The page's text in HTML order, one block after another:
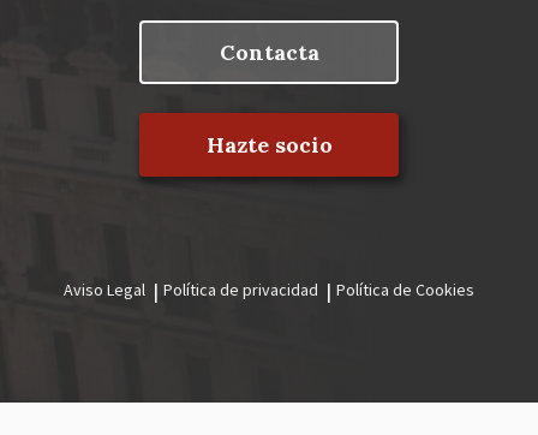
Contacta
Hazte socio
legal
Aviso Legal Política de privacidad Política de Cookies